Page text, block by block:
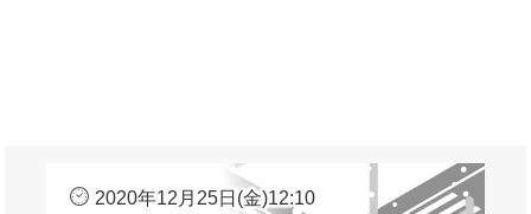
2020年12月25日(金)12:10